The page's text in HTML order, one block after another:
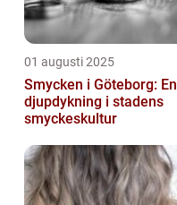
01 augusti 2025
Smycken i Göteborg: En
djupdykning i stadens
smyckeskultur